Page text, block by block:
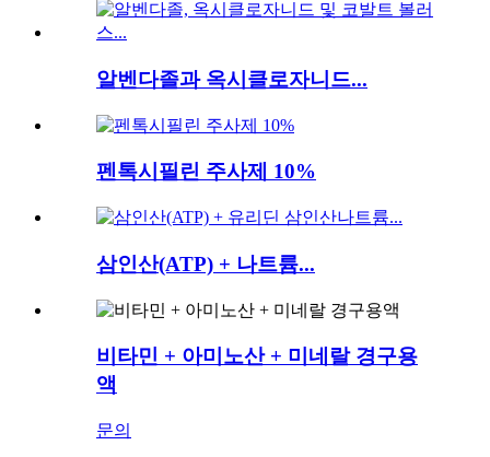
알벤다졸과 옥시클로자니드...
펜톡시필린 주사제 10%
삼인산(ATP) + 나트륨...
비타민 + 아미노산 + 미네랄 경구용
액
문의